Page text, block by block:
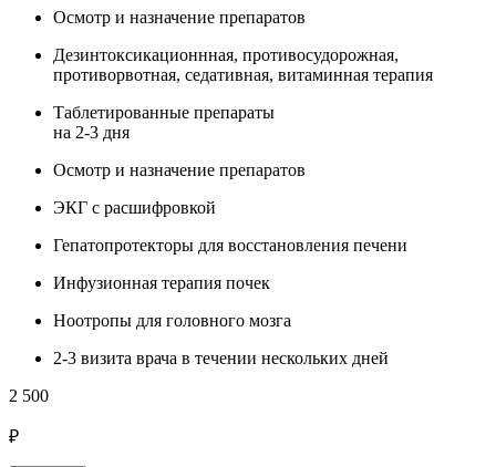
Осмотр и назначение препаратов
Дезинтоксикационнная, противосудорожная,
противорвотная, седативная, витаминная терапия
Таблетированные препараты
на 2-3 дня
Осмотр и назначение препаратов
ЭКГ с расшифровкой
Гепатопротекторы для восстановления печени
Инфузионная терапия почек
Ноотропы для головного мозга
2-3 визита врача в течении нескольких дней
2 500
₽